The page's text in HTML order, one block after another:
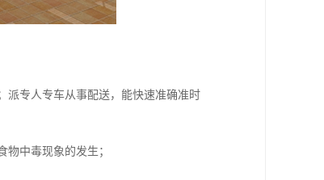
派专人专车从事配送，能快速准确准时
中毒现象的发生；